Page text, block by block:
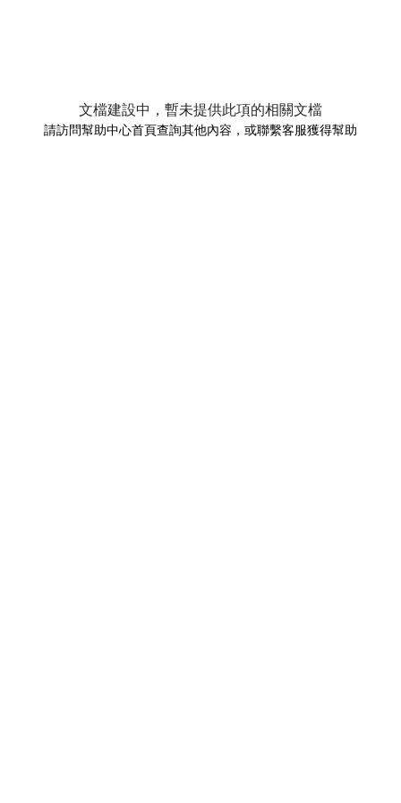
文檔建設中，暫未提供此項的相關文檔
請訪問幫助中心首頁查詢其他內容，或聯繫客服獲得幫助